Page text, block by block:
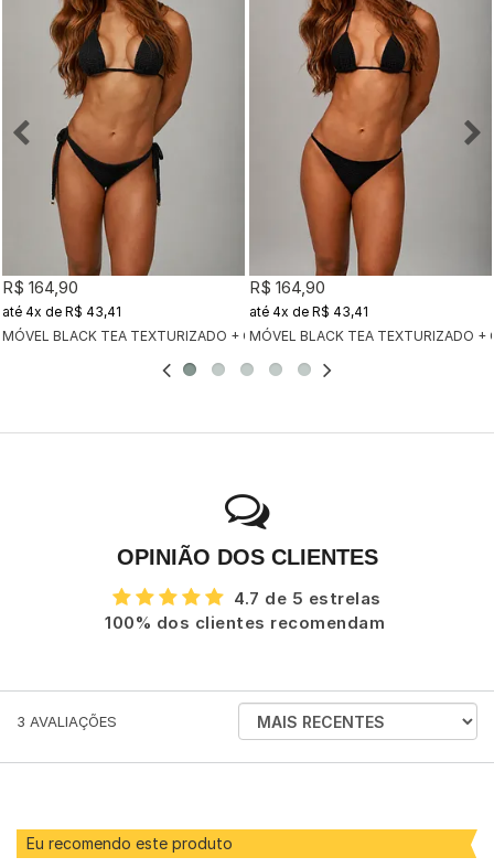
MÓVEL BLACK TEA TEXTURIZADO + CALCINHA CLÁSSICA BLACK TEA
R$ 164,90
4x de R$ 43,41
MÓVEL BLACK TEA TEXTURIZADO +
R$ 164,90
4x de R$ 43,41
OPINIÃO DOS CLIENTES
4.7 de 5 estrelas
100% dos clientes recomendam
3 AVALIAÇÕES
ORDENAR
AVALIAÇÕES
Eu recomendo este produto